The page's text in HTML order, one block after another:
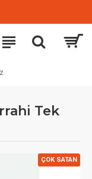
Tek
ÇOK SATAN